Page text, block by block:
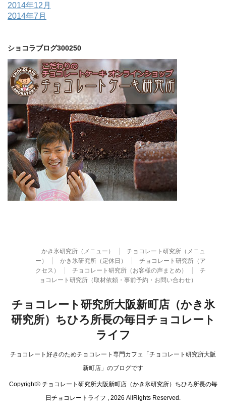
2014年12月
2014年7月
ショコラブログ300250
かき氷研究所（メニュー）
チョコレート研究所（メニュ
ー）
かき氷研究所（定休日）
チョコレート研究所（ア
クセス）
チョコレート研究所（お客様の声まとめ）
チ
ョコレート研究所（取材依頼・事前予約・お問い合わせ）
チョコレート研究所大阪新町店（かき氷
研究所）ちひろ所長の毎日チョコレート
ライフ
チョコレート好きのためチョコレート専門カフェ「チョコレート研究所大阪
新町店」のブログです
Copyright© チョコレート研究所大阪新町店（かき氷研究所）ちひろ所長の毎
日チョコレートライフ , 2026 AllRights Reserved.